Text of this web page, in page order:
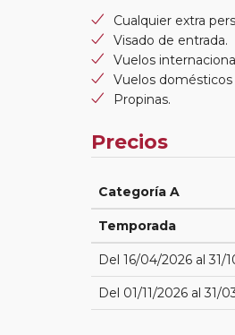
Cualquier extra
Visado de entrada.
Vuelos
Vuelos
Propinas.
Precios
Categoría A
Temporada
Del 16/04/2026 al 31/
Del 01/11/2026 al 31/